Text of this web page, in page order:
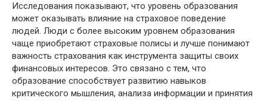
Исследования показывают, что уровень образования
может оказывать влияние на страховое поведение
людей. Люди с более высоким уровнем образования
чаще приобретают страховые полисы и лучше понимают
важность страхования как инструмента защиты своих
финансовых интересов. Это связано с тем, что
образование способствует развитию навыков
критического мышления, анализа информации и принятия